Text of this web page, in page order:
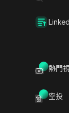
熱門
空投
並全面分享其特
與美國和加拿大
了最大化訂單
的重要性。 此
的必要性，最終